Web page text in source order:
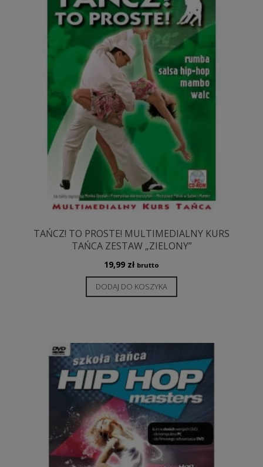
TAŃCZ! TO PROSTE! MULTIMEDIALNY KURS
TAŃCA ZESTAW „ZIELONY”
19,99 zł brutto
DODAJ DO KOSZYKA